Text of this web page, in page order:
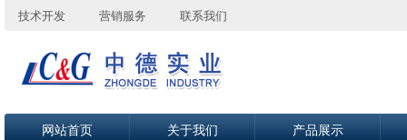
技术开发 营销服务 联系我们
网站首页 关于我们 产品展示